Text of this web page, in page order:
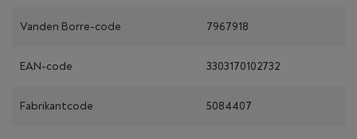
Vanden Borre-code 7967918
EAN-code 3303170102732
Fabrikantcode 5084407